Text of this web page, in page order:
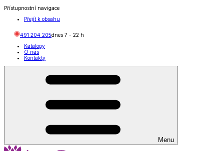
Přístupnostní navigace
Přejít k obsahu
491 204 205dnes 7 - 22 h
Katalogy
O nás
Kontakty
Menu